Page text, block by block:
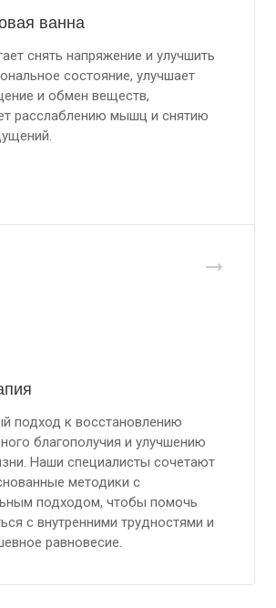
ванна
снять напряжение и улучшить
состояние, улучшает
и обмен веществ,
расслаблению мышц и снятию
подход к восстановлению
благополучия и улучшению
Наши специалисты сочетают
методики с
подходом, чтобы помочь
с внутренними трудностями и
равновесие.